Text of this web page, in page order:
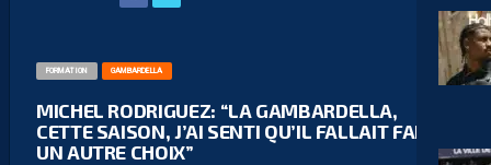
FORMATION GAMBARDELLA
MICHEL RODRIGUEZ: “LA GAMBARDELLA,
CETTE SAISON, J’AI SENTI QU’IL FALLAIT FAIRE
UN AUTRE CHOIX”